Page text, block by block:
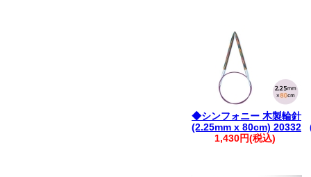
◆シンフォニー 木製輪針
(2.25mm x 80cm) 20332
1,430円(税込)